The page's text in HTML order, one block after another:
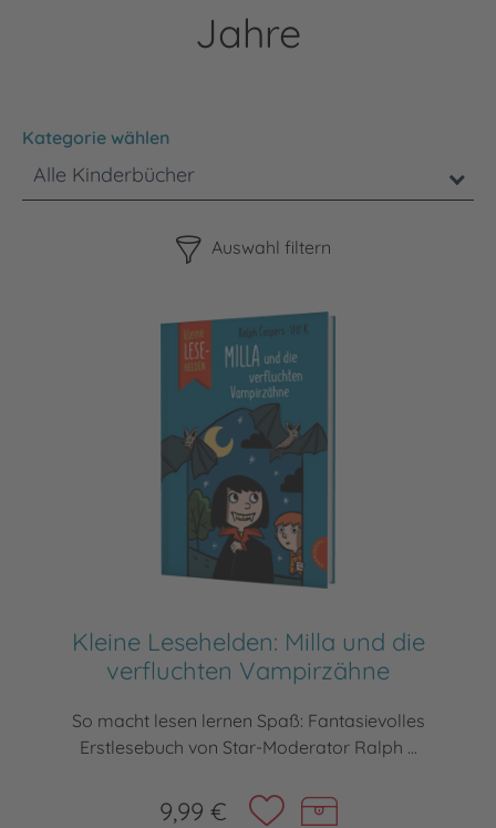
Jahre
Kategorie wählen
Alle Kinderbücher
Auswahl filtern
Kleine Lesehelden: Milla und die
verfluchten Vampirzähne
So macht lesen lernen Spaß: Fantasievolles
Erstlesebuch von Star-Moderator Ralph ...
9,99 €